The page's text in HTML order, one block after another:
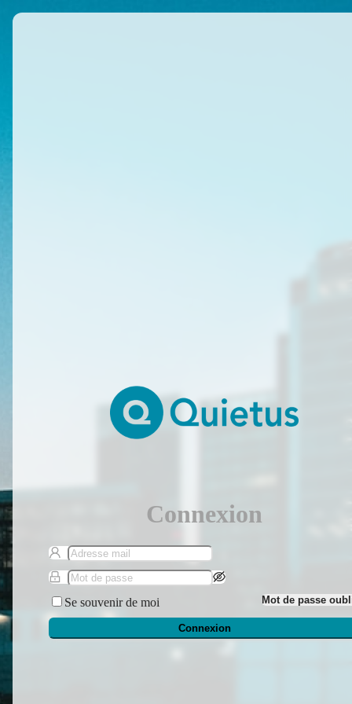
Connexion
Se souvenir de moi Mot de passe
Connexion